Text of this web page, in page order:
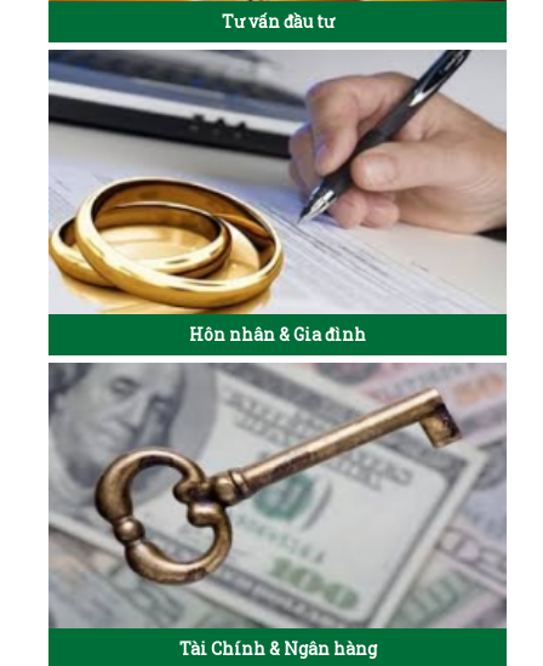
Tư vấn đầu tư
Hôn nhân & Gia đình
Tài Chính & Ngân hàng